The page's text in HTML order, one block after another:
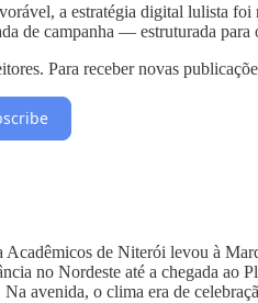
a estratégia digital lulista
de campanha — estruturada
Para receber novas
de Niterói levou à
no Nordeste até a chegada
avenida, o clima era de